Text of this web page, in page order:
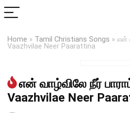
Home » Tamil Christians Songs » என்
Vaazhvilae Neer Paarattina
என் வாழ்விலே நீர்
Vaazhvilae Neer